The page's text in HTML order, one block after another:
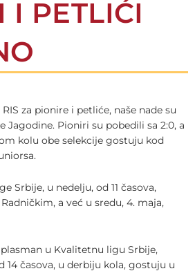
I PETLIĆI
za pionire i petliće, naše nade su
Jagodine. Pioniri su pobedili sa 2:0, a
kolu obe selekcije gostuju kod
Srbije, u nedelju, od 11 časova,
a već u sredu, 4. maja,
plasman u Kvalitetnu ligu Srbije,
14 časova, u derbiju kola, gostuju u